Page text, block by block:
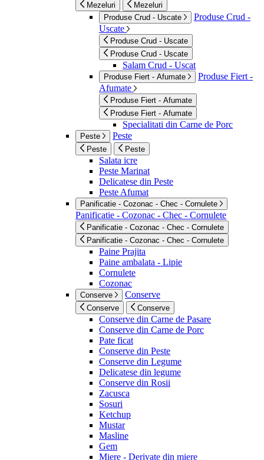
Mezeluri
Mezeluri
Produse Crud - Uscate
Produse Crud -
Uscate
Produse Crud - Uscate
Produse Crud - Uscate
Salam Crud - Uscat
Produse Fiert - Afumate
Produse Fiert -
Afumate
Produse Fiert - Afumate
Produse Fiert - Afumate
Specialitati din Carne de Porc
Peste Peste
Peste Peste
Salata icre
Peste Marinat
Delicatese din Peste
Peste Afumat
Panificatie - Cozonac - Chec - Cornulete
Panificatie - Cozonac - Chec - Cornulete
Panificatie - Cozonac - Chec - Cornulete
Panificatie - Cozonac - Chec - Cornulete
Paine Prajita
Paine ambalata - Lipie
Cornulete
Cozonac
Conserve Conserve
Conserve Conserve
Conserve din Carne de Pasare
Conserve din Carne de Porc
Pate ficat
Conserve din Peste
Conserve din Legume
Delicatese din legume
Conserve din Rosii
Zacusca
Sosuri
Ketchup
Mustar
Masline
Gem
Miere - Derivate din miere